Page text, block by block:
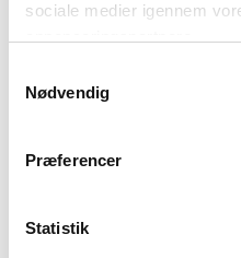
sociale medier igennem
Du kan læse mere om
"Detaljer" eller ved at
Nødvendig
Præferencer
Statistik